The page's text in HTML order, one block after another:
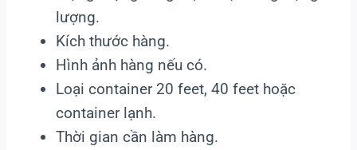
lượng.
Kích thước hàng.
Hình ảnh hàng nếu có.
Loại container 20 feet, 40 feet hoặc
container lạnh.
Thời gian cần làm hàng.